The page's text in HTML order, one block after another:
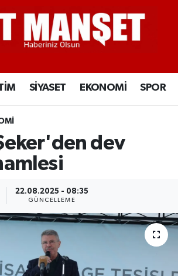
SİYASET EKONOMİ SPOR
dev
22.08.2025 - 08:35
GÜNCELLEME
Eczaneler
Vakitleri
Haritası
Durumu ve Fikstür
Haberleri